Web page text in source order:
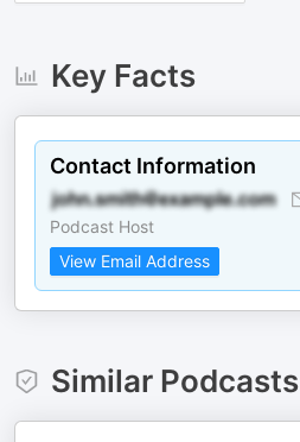
Key Facts
Contact Information
Podcast Host
View Email Address
Similar Podcasts